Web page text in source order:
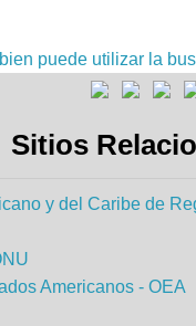
puede utilizar la
Sitios
y del Caribe de
Americanos - OEA